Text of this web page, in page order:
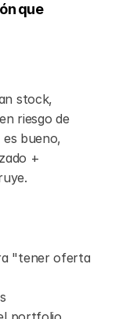
que
stock,
riesgo de
bueno,
+
"tener oferta